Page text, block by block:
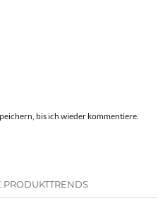
bis ich wieder kommentiere.
PRODUKTTRENDS